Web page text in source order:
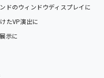
ドのウィンドウディスプレイに
たVP演出に
示に